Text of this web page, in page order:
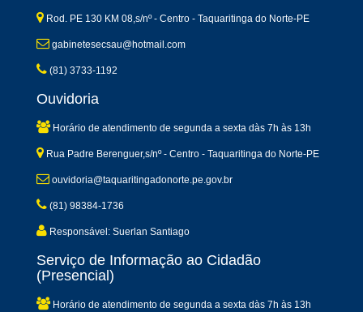
Rod. PE 130 KM 08,s/nº - Centro - Taquaritinga do Norte-PE
gabinetesecsau@hotmail.com
(81) 3733-1192
Ouvidoria
Horário de atendimento de segunda a sexta dàs 7h às 13h
Rua Padre Berenguer,s/nº - Centro - Taquaritinga do Norte-PE
ouvidoria@taquaritingadonorte.pe.gov.br
(81) 98384-1736
Responsável: Suerlan Santiago
Serviço de Informação ao Cidadão
(Presencial)
Horário de atendimento de segunda a sexta dàs 7h às 13h